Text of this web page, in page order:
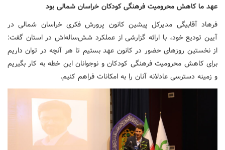
عهد ما کاهش محرومیت فرهنگی کودکان خراسان شمالی بود
فرهاد آقابیگی مدیرکل پیشین کانون پرورش فکری خراسان شمالی در
آیین تودیع خود، با ارائه گزارشی از عملکرد شش‌ساله‌اش در استان گفت:
از نخستین روزهای حضور در کانون عهد بستیم تا هر آنچه در توان داریم
برای کاهش محرومیت فرهنگی کودکان و نوجوانان این خطه به کار بگیریم
و زمینه دسترسی عادلانه آنان را به امکانات فراهم کنیم.